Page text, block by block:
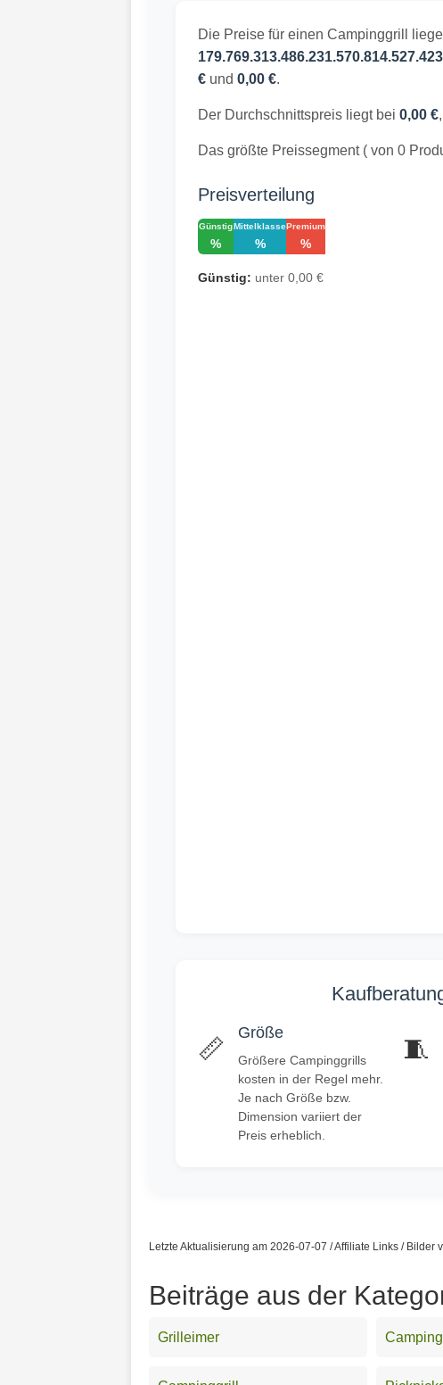
Die Preise für einen Campinggrill
€ und 0,00 €.
Der Durchschnittspreis liegt bei 0,00 €
Das größte Preissegment ( von 0
Preisverteilung
Günstig
%
Mittelklasse
%
Premium
%
Günstig: unter 0,00 €
📏
Größe
Größere Campinggrills
kosten in der Regel mehr.
Je nach Größe bzw.
Dimension variiert der
Preis erheblich.
🧵
Letzte Aktualisierung am 2026-07-07 / Affiliate Links / Bilder
Beiträge aus der
Grilleimer